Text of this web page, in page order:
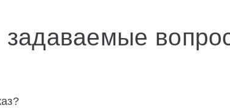
задаваемые